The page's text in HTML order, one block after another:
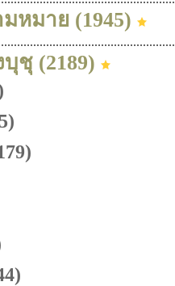
หมาย (1945)
ชุ (2189)